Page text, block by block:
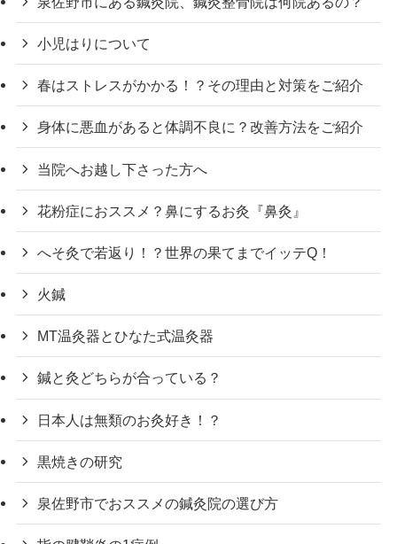
小児はりについて
春はストレスがかかる！？その理由と対策をご紹介
身体に悪血があると体調不良に？改善方法をご紹介
当院へお越し下さった方へ
花粉症におススメ？鼻にするお灸『鼻灸』
へそ灸で若返り！？世界の果てまでイッテQ！
火鍼
MT温灸器とひなた式温灸器
鍼と灸どちらが合っている？
日本人は無類のお灸好き！？
黒焼きの研究
泉佐野市でおススメの鍼灸院の選び方